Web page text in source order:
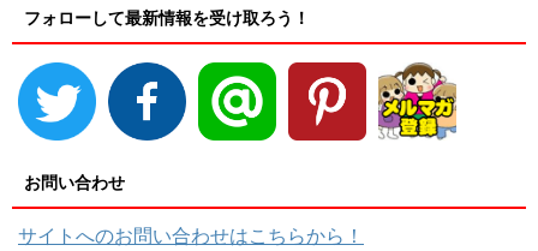
フォローして最新情報を受け取ろう！
お問い合わせ
サイトへのお問い合わせはこちらから！